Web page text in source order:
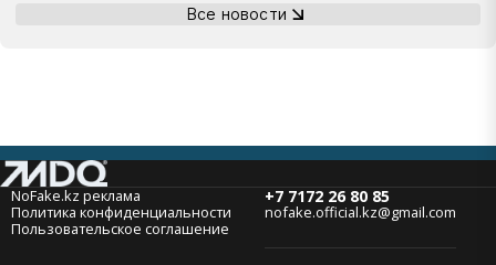
Все новости
+7 7172 26 80 85
nofake.official.kz@gmail.com
NoFake.kz реклама
Политика конфиденциальности
Пользовательское соглашение